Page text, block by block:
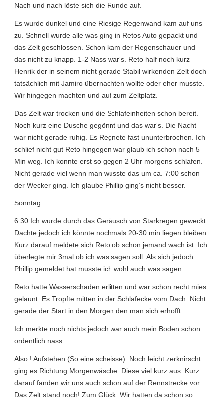
Nach und nach löste sich die Runde auf.
Es wurde dunkel und eine Riesige Regenwand kam auf uns
zu. Schnell wurde alle was ging in Retos Auto gepackt und
das Zelt geschlossen. Schon kam der Regenschauer und
das nicht zu knapp. 1-2 Nass war‘s. Reto half noch kurz
Henrik der in seinem nicht gerade Stabil wirkenden Zelt doch
tatsächlich mit Jamiro übernachten wollte oder eher musste.
Wir hingegen machten und auf zum Zeltplatz.
Das Zelt war trocken und die Schlafeinheiten schon bereit.
Noch kurz eine Dusche gegönnt und das war‘s. Die Nacht
war nicht gerade ruhig. Es Regnete fast ununterbrochen. Ich
schlief nicht gut Reto hingegen war glaub ich schon nach 5
Min weg. Ich konnte erst so gegen 2 Uhr morgens schlafen.
Nicht gerade viel wenn man wusste das um ca. 7:00 schon
der Wecker ging. Ich glaube Phillip ging‘s nicht besser.
Sonntag
6:30 Ich wurde durch das Geräusch von Starkregen geweckt.
Dachte jedoch ich könnte nochmals 20-30 min liegen bleiben.
Kurz darauf meldete sich Reto ob schon jemand wach ist. Ich
überlegte mir 3mal ob ich was sagen soll. Als sich jedoch
Phillip gemeldet hat musste ich wohl auch was sagen.
Reto hatte Wasserschaden erlitten und war schon recht mies
gelaunt. Es Tropfte mitten in der Schlafecke vom Dach. Nicht
gerade der Start in den Morgen den man sich erhofft.
Ich merkte noch nichts jedoch war auch mein Boden schon
ordentlich nass.
Also ! Aufstehen (So eine scheisse). Noch leicht zerknirscht
ging es Richtung Morgenwäsche. Diese viel kurz aus. Kurz
darauf fanden wir uns auch schon auf der Rennstrecke vor.
Das Zelt stand noch! Zum Glück. Wir hatten da schon so